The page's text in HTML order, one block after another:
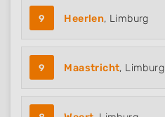
9 Heerlen, Limburg
9 Maastricht, Limburg